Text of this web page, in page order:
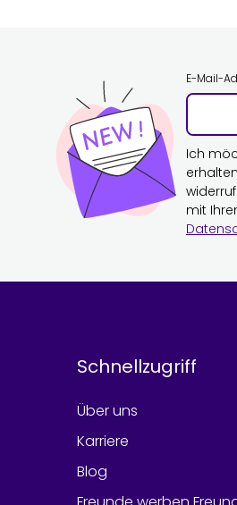
E-Mail-
Ich
mit
Schnellzugriff
Über uns
Karriere
Blog